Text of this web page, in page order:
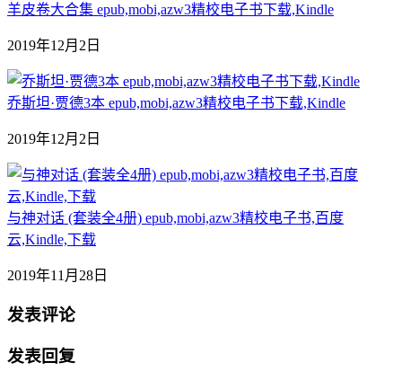
羊皮卷大合集 epub,mobi,azw3精校电子书下载,Kindle
2019年12月2日
乔斯坦·贾德3本 epub,mobi,azw3精校电子书下载,Kindle
2019年12月2日
与神对话 (套装全4册) epub,mobi,azw3精校电子书,百度
云,Kindle,下载
2019年11月28日
发表评论
发表回复